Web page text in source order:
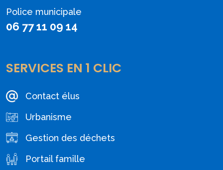
Police municipale
06 77 11 09 14
SERVICES EN 1 CLIC
Contact élus
Urbanisme
Gestion des déchets
Portail famille